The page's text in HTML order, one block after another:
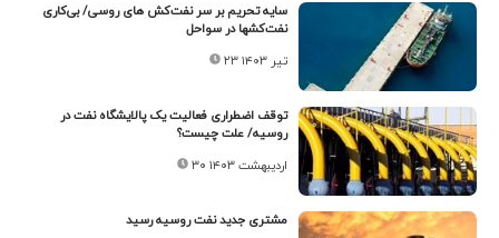
سایه تحریم بر سر نفت‌کش های روسی/ بی‌کاری
نفت‌کشها در سواحل
۲۳ تیر ۱۴۰۳
توقف اضطراری فعالیت یک پالایشگاه نفت در
روسیه/ علت چیست؟
۳۰ اردیبهشت ۱۴۰۳
مشتری جدید نفت روسیه رسید